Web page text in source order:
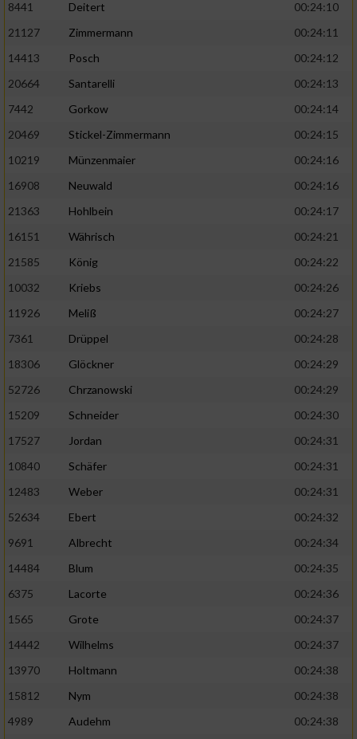
8441 Deitert
00:24:10
21127
Zimmermann
00:24:11
14413
Posch
00:24:12
20664
Santarelli
00:24:13
7442
Gorkow
00:24:14
20469
Stickel-Zimmermann
00:24:15
10219
Münzenmaier
00:24:16
16908
Neuwald
00:24:16
21363
Hohlbein
00:24:17
16151
Währisch
00:24:21
21585
König
00:24:22
10032
Kriebs
00:24:26
11926
Meliß
00:24:27
7361
Drüppel
00:24:28
18306
Glöckner
00:24:29
52726
Chrzanowski
00:24:29
15209
Schneider
00:24:30
17527
Jordan
00:24:31
10840
Schäfer
00:24:31
12483
Weber
00:24:31
52634
Ebert
00:24:32
9691
Albrecht
00:24:34
14484
Blum
00:24:35
6375
Lacorte
00:24:36
1565
Grote
00:24:37
14442
Wilhelms
00:24:37
13970
Holtmann
00:24:38
15812
Nym
00:24:38
4989
Audehm
00:24:38